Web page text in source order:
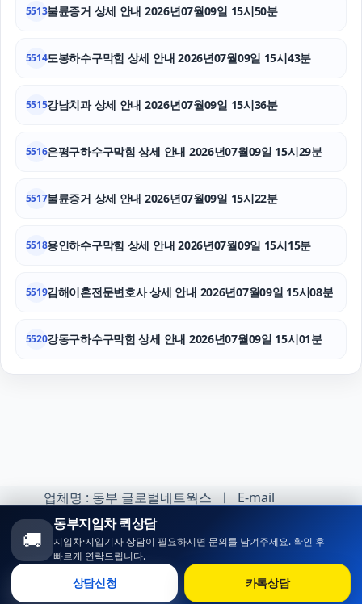
아고다할인코드
5513불륜증거 상세 안내 2026년07월09일 15시50분
5514도봉하수구막힘 상세 안내 2026년07월09일 15시43분
5515강남치과 상세 안내 2026년07월09일 15시36분
5516은평구하수구막힘 상세 안내 2026년07월09일 15시29분
5517불륜증거 상세 안내 2026년07월09일 15시22분
5518용인하수구막힘 상세 안내 2026년07월09일 15시15분
5519김해이혼전문변호사 상세 안내 2026년07월09일 15시08분
5520강동구하수구막힘 상세 안내 2026년07월09일 15시01분
업체명 : 동부 글로벌네트웍스 ㅣ E-mail
:minhoh1@naver.com
카카오톡 오픈채팅 :
https://open.kakao.com/o/sqlsXOji
🚚
동부지입차 퀵상담
지입차·지입기사 상담이 필요하시면 문의를 남겨주세요. 확인 후
빠르게 연락드립니다.
상담신청 카톡상담